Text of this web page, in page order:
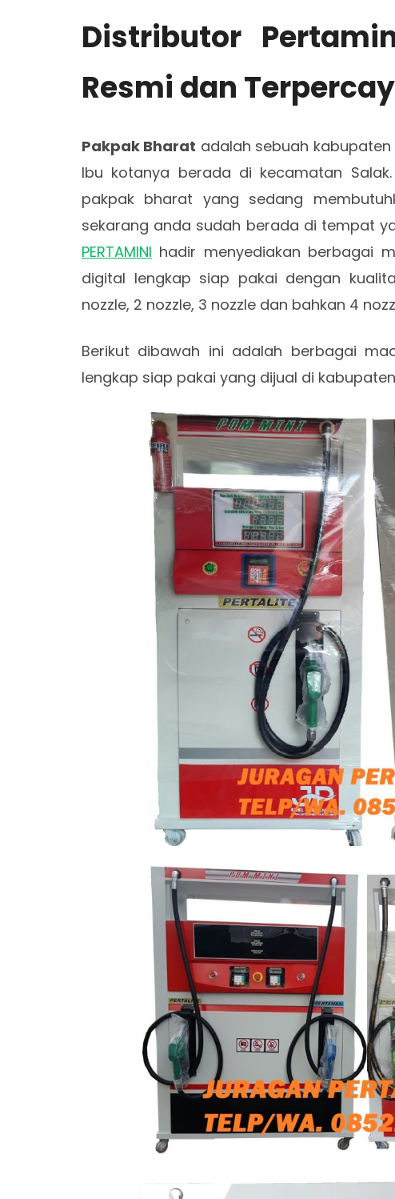
Distributor
Resmi dan
Pakpak Bharat adalah sebuah kabupaten
Ibu kotanya berada di kecamatan
pakpak bharat yang sedang
sekarang anda sudah berada di tempat
PERTAMINI hadir menyediakan berbagai
digital lengkap siap pakai dengan
nozzle, 2 nozzle, 3 nozzle dan bahkan 4
Berikut dibawah ini adalah berbagai
lengkap siap pakai yang dijual di